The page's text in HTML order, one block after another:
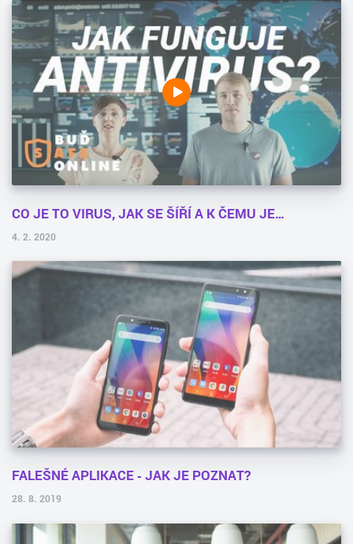
CO JE TO VIRUS, JAK SE ŠÍŘÍ A K ČEMU JE…
4. 2. 2020
FALEŠNÉ APLIKACE ‑ JAK JE POZNAT?
28. 8. 2019